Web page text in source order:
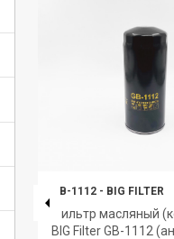
GB-1112 - BIG FILTER
Фильтр масляный
BIG Filter GB-1112